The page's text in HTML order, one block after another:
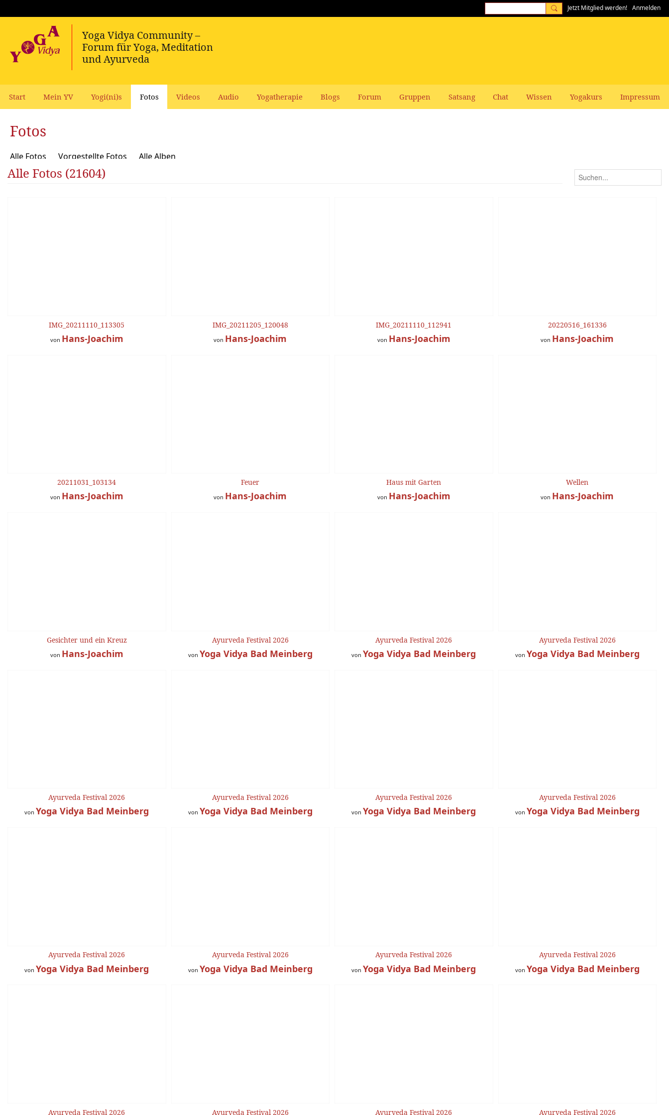
Jetzt Mitglied werden! Anmelden
Start Mein YV Yogi(ni)s Fotos Videos Audio Yogatherapie Blogs Forum Gruppen Satsang Chat Wissen Yogakurs Impressum
Fotos
Alle Fotos Vorgestellte Fotos Alle Alben
Alle Fotos (21604)
IMG_20211110_113305
von Hans-Joachim
IMG_20211205_120048
von Hans-Joachim
IMG_20211110_112941
von Hans-Joachim
20220516_161336
von Hans-Joachim
20211031_103134
von Hans-Joachim
Feuer
von Hans-Joachim
Haus mit Garten
von Hans-Joachim
Wellen
von Hans-Joachim
Gesichter und ein Kreuz
von Hans-Joachim
Ayurveda Festival 2026
von Yoga Vidya Bad Meinberg
Ayurveda Festival 2026
von Yoga Vidya Bad Meinberg
Ayurveda Festival 2026
von Yoga Vidya Bad Meinberg
Ayurveda Festival 2026
von Yoga Vidya Bad Meinberg
Ayurveda Festival 2026
von Yoga Vidya Bad Meinberg
Ayurveda Festival 2026
von Yoga Vidya Bad Meinberg
Ayurveda Festival 2026
von Yoga Vidya Bad Meinberg
Ayurveda Festival 2026
von Yoga Vidya Bad Meinberg
Ayurveda Festival 2026
von Yoga Vidya Bad Meinberg
Ayurveda Festival 2026
von Yoga Vidya Bad Meinberg
Ayurveda Festival 2026
von Yoga Vidya Bad Meinberg
Ayurveda Festival 2026 Ayurveda Festival 2026 Ayurveda Festival 2026 Ayurveda Festival 2026